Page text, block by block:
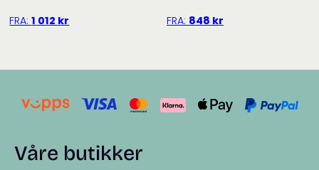
FRA:1 012 kr FRA: 848 kr
Våre butikker